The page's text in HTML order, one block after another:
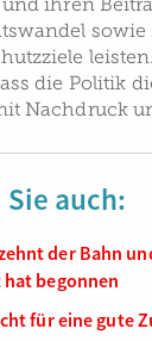
ihren
sowie
die Politik
Nachdruck
Sie auch:
der Bahn
begonnen
für eine gute